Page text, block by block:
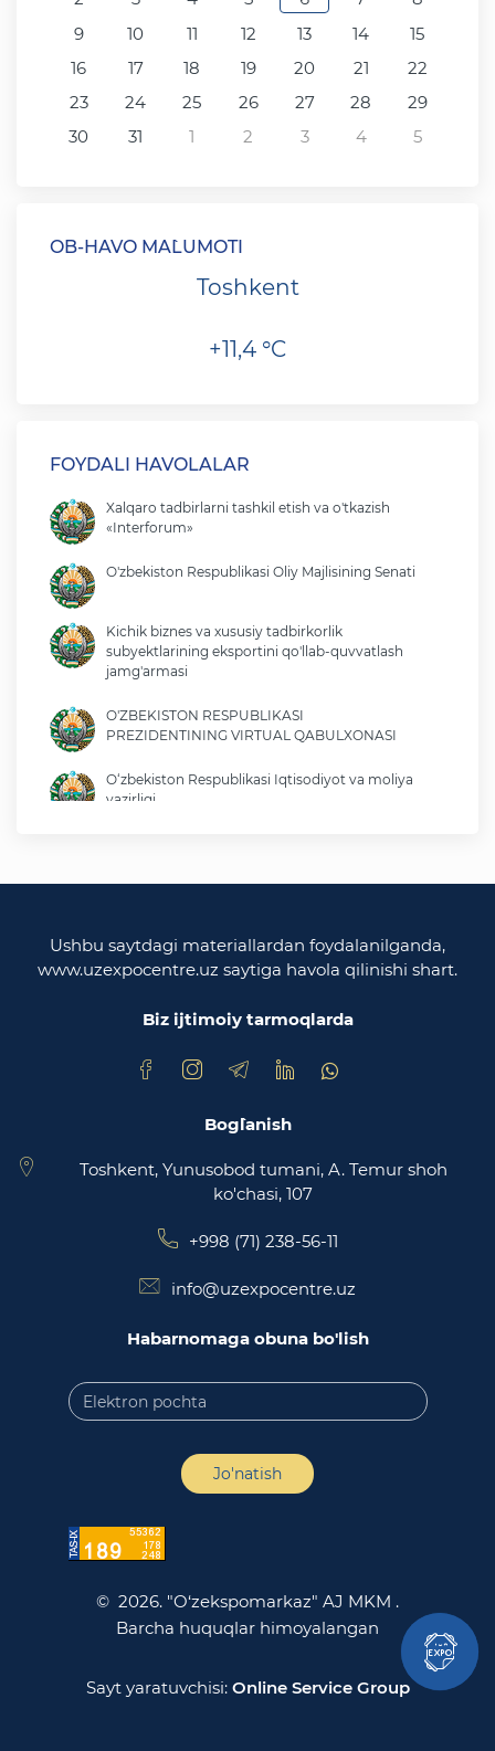
9
10 11 12 13 14
15
16
17 18 19 20 21
22
23
24 25 26 27 28
29
30
31 1 2 3 4 5
OB-HAVO MA`LUMOTI
Toshkent
+11,4 °C
FOYDALI HAVOLALAR
Xalqaro tadbirlarni tashkil etish va o'tkazish
«Interforum»
O'zbekiston Respublikasi Oliy Majlisining Senati
Kichik biznes va xususiy tadbirkorlik
subyektlarining eksportini qo'llab-quvvatlash
jamg'armasi
O'ZBEKISTON RESPUBLIKASI
PREZIDENTINING VIRTUAL QABULXONASI
O‘zbekiston Respublikasi Iqtisodiyot va moliya
vazirligi
O‘zbekiston Respublikasi Adliya vazirligi
Trade Uzbekistan milliy eksportbop savdo
Ushbu saytdagi materiallardan foydalanilganda,
www.uzexpocentre.uz saytiga havola qilinishi shart.
Biz ijtimoiy tarmoqlarda
Bog`lanish
Toshkent, Yunusobod tumani, A. Temur shoh
ko'chasi, 107
+998 (71) 238-56-11
info@uzexpocentre.uz
Habarnomaga obuna bo'lish
Jo'natish
© 2026. "O‘zekspomarkaz" AJ MKM .
Barcha huquqlar himoyalangan
Sayt yaratuvchisi: Online Service Group